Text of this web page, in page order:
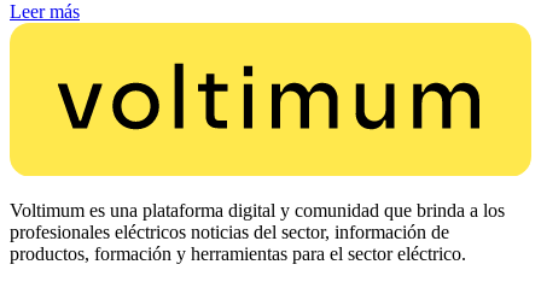
Leer más
Voltimum es una plataforma digital y comunidad que brinda a los
profesionales eléctricos noticias del sector, información de
productos, formación y herramientas para el sector eléctrico.